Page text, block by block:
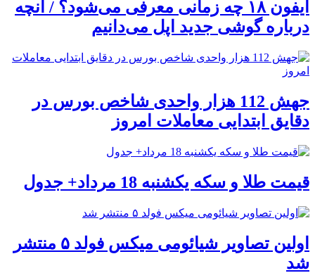
آیفون ۱۸ چه زمانی معرفی می‌شود؟ / آنچه
درباره گوشی جدید اپل می‌دانیم
جهش 112 هزار واحدی شاخص بورس در
دقایق ابتدایی معاملات امروز
قیمت طلا و سکه یکشنبه 18 مرداد+ جدول
اولین تصاویر شیائومی میکس فولد ۵ منتشر
شد